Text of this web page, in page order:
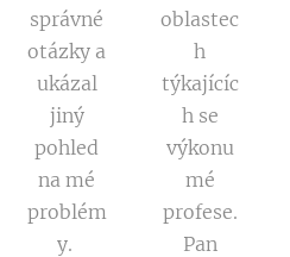
správné
otázky a
ukázal
jiný
pohled
na mé
problém
y.
oblastec
h
týkajícíc
h se
výkonu
mé
profese.
Pan